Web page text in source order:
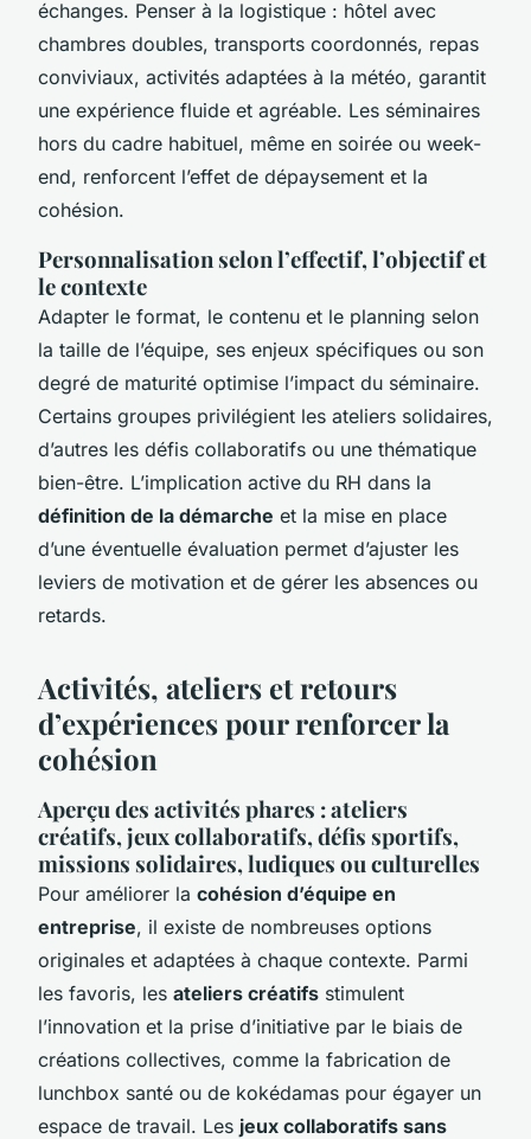
échanges. Penser à la logistique : hôtel avec
chambres doubles, transports coordonnés, repas
conviviaux, activités adaptées à la météo, garantit
une expérience fluide et agréable. Les séminaires
hors du cadre habituel, même en soirée ou week-
end, renforcent l’effet de dépaysement et la
cohésion.
Personnalisation selon l’effectif, l’objectif et
le contexte
Adapter le format, le contenu et le planning selon
la taille de l’équipe, ses enjeux spécifiques ou son
degré de maturité optimise l’impact du séminaire.
Certains groupes privilégient les ateliers solidaires,
d’autres les défis collaboratifs ou une thématique
bien-être. L’implication active du RH dans la
définition de la démarche et la mise en place
d’une éventuelle évaluation permet d’ajuster les
leviers de motivation et de gérer les absences ou
retards.
Activités, ateliers et retours
d’expériences pour renforcer la
cohésion
Aperçu des activités phares : ateliers
créatifs, jeux collaboratifs, défis sportifs,
missions solidaires, ludiques ou culturelles
Pour améliorer la cohésion d’équipe en
entreprise, il existe de nombreuses options
originales et adaptées à chaque contexte. Parmi
les favoris, les ateliers créatifs stimulent
l’innovation et la prise d’initiative par le biais de
créations collectives, comme la fabrication de
lunchbox santé ou de kokédamas pour égayer un
espace de travail. Les jeux collaboratifs sans